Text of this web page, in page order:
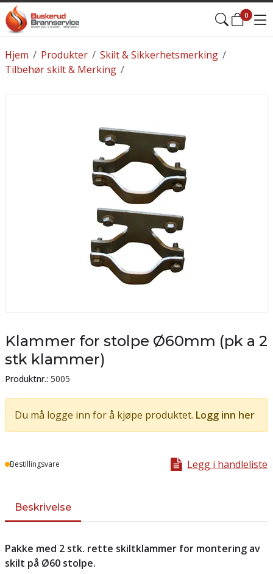
0
/
Hjem /
Produkter /
Skilt & Sikkerhetsmerking
/
Tilbehør skilt & Merking
Klammer for stolpe Ø60mm (pk a 2
stk klammer)
Produktnr.: 5005
Du må logge inn for å kjøpe produktet. Logg inn her
Lager
Bestillingsvare Legg i handleliste
Beskrivelse
Pakke med 2 stk. rette skiltklammer for montering av
skilt på Ø60 stolpe.